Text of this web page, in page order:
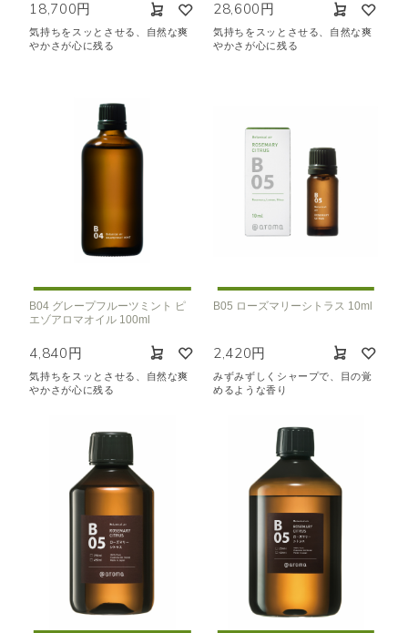
18,700円
気持ちをスッとさせる、自然な爽
やかさが心に残る
28,600円
気持ちをスッとさせる、自然な爽
やかさが心に残る
B04 グレープフルーツミント ピ
エゾアロマオイル 100ml
4,840円
気持ちをスッとさせる、自然な爽
やかさが心に残る
B05 ローズマリーシトラス 10ml
2,420円
みずみずしくシャープで、目の覚
めるような香り